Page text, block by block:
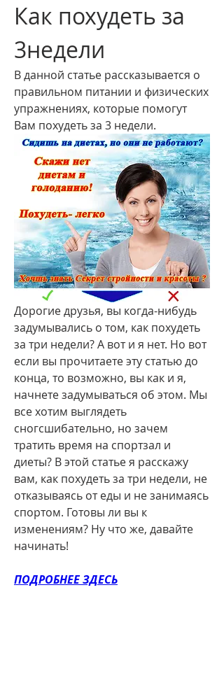
Как похудеть за
3недели
В данной статье рассказывается о
правильном питании и физических
упражнениях, которые помогут
Вам похудеть за 3 недели.
Дорогие друзья, вы когда-нибудь
задумывались о том, как похудеть
за три недели? А вот и я нет. Но вот
если вы прочитаете эту статью до
конца, то возможно, вы как и я,
начнете задумываться об этом. Мы
все хотим выглядеть
сногсшибательно, но зачем
тратить время на спортзал и
диеты? В этой статье я расскажу
вам, как похудеть за три недели, не
отказываясь от еды и не занимаясь
спортом. Готовы ли вы к
изменениям? Ну что же, давайте
начинать!
ПОДРОБНЕЕ ЗДЕСЬ